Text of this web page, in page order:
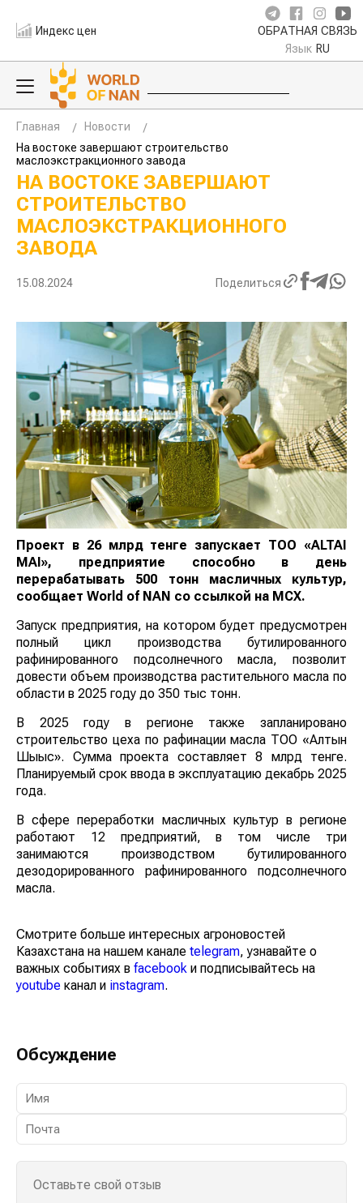
Индекс цен ОБРАТНАЯ СВЯЗЬ
Язык RU
Главная
Новости
На востоке завершают строительство
маслоэкстракционного завода
НА ВОСТОКЕ ЗАВЕРШАЮТ
СТРОИТЕЛЬСТВО
МАСЛОЭКСТРАКЦИОННОГО
ЗАВОДА
15.08.2024 Поделиться
Проект в 26 млрд тенге запускает ТОО «ALTAI
MAI», предприятие способно в день
перерабатывать 500 тонн масличных культур,
сообщает World of NAN со ссылкой на МСХ.
Запуск предприятия, на котором будет предусмотрен
полный цикл производства бутилированного
рафинированного подсолнечного масла, позволит
довести объем производства растительного масла по
области в 2025 году до 350 тыс тонн.
В 2025 году в регионе также запланировано
строительство цеха по рафинации масла ТОО «Алтын
Шығыс». Сумма проекта составляет 8 млрд тенге.
Планируемый срок ввода в эксплуатацию декабрь 2025
года.
В сфере переработки масличных культур в регионе
работают 12 предприятий, в том числе три
занимаются производством бутилированного
дезодорированного рафинированного подсолнечного
масла.
Смотрите больше интересных агроновостей
Казахстана на нашем канале telegram, узнавайте о
важных событиях в facebook и подписывайтесь на
youtube канал и instagram.
Обсуждение